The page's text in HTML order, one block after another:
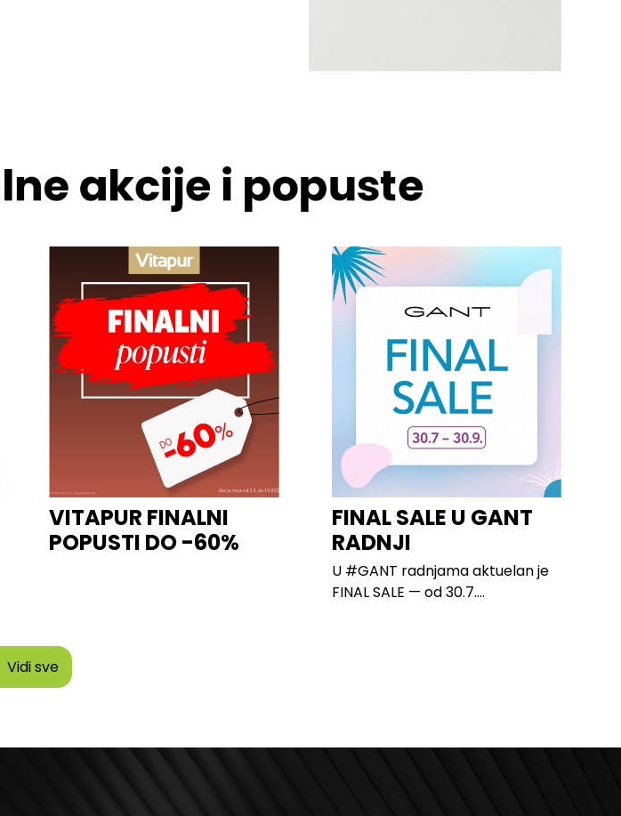
akcije i popuste
VITAPUR FINALNI
POPUSTI DO -60%
FINAL SALE U GANT
RADNJI
U #GANT radnjama aktuelan je
FINAL SALE — od 30.7....
Vidi sve